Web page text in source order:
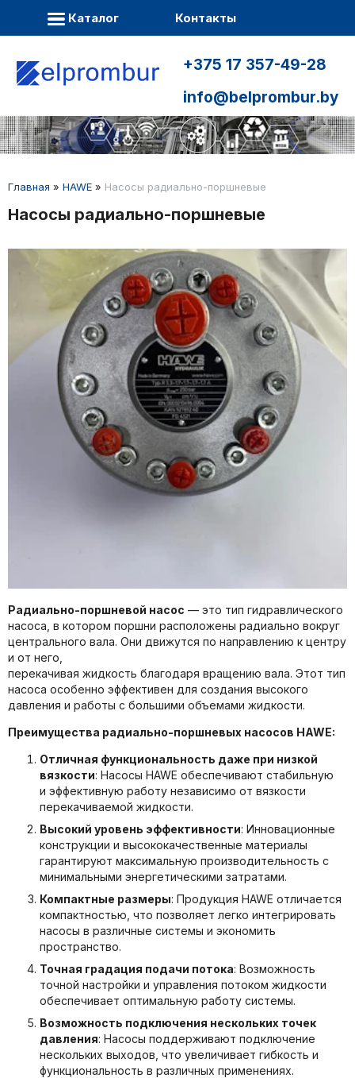
Каталог Контакты
+375 17 357-49-28
info@belprombur.by
Главная » HAWE » Насосы радиально-поршневые
Насосы радиально-поршневые
Радиально-поршневой насос — это тип гидравлического
насоса, в котором поршни расположены радиально вокруг
центрального вала. Они движутся по направлению к центру
и от него,
перекачивая жидкость благодаря вращению вала. Этот тип
насоса особенно эффективен для создания высокого
давления и работы с большими объемами жидкости.
Преимущества радиально-поршневых насосов HAWE:
Отличная функциональность даже при низкой
вязкости: Hасосы HAWE обеспечивают стабильную
и эффективную работу независимо от вязкости
перекачиваемой жидкости.
Высокий уровень эффективности: Инновационные
конструкции и высококачественные материалы
гарантируют максимальную производительность с
минимальными энергетическими затратами.
Компактные размеры: Продукция HAWE отличается
компактностью, что позволяет легко интегрировать
насосы в различные системы и экономить
пространство.
Точная градация подачи потока: Возможность
точной настройки и управления потоком жидкости
обеспечивает оптимальную работу системы.
Возможность подключения нескольких точек
давления: Насосы поддерживают подключение
нескольких выходов, что увеличивает гибкость и
функциональность в различных применениях.